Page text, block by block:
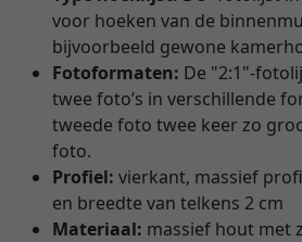
voor hoeken van de
bijvoorbeeld gewone
Fotoformaten: De "2:1"-
twee foto’s in verschillende
tweede foto twee keer zo
foto.
Profiel: vierkant, massief
en breedte van telkens 2 cm
Materiaal: massief hout met